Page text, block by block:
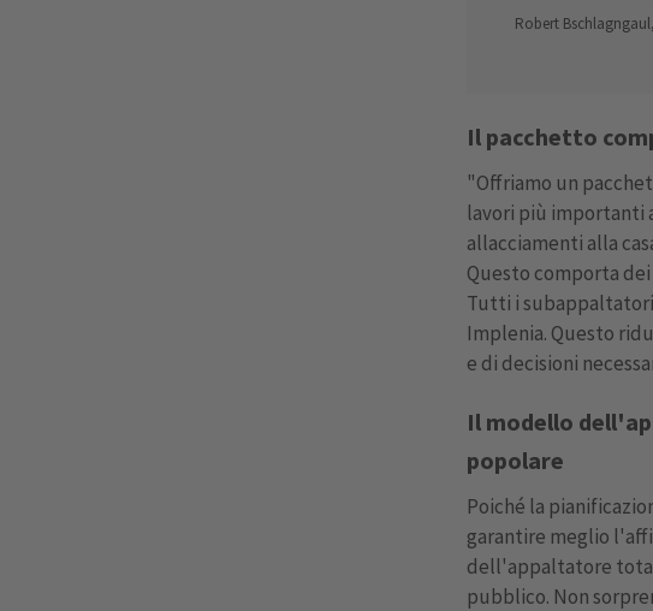
accettare il
ACCETTA
Usercentrics
Management
Robert
Il pacchetto
"Offriamo un
lavori più importanti
allacciamenti alla
Questo comporta
Tutti i
Implenia. Questo
e di decisioni
Il modello
popolare
Poiché la
garantire meglio
dell'appaltatore
pubblico. Non